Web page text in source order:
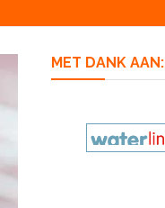
MET DANK AAN: